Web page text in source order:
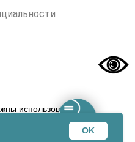
использовать
ООО «ЭХК» не
OK